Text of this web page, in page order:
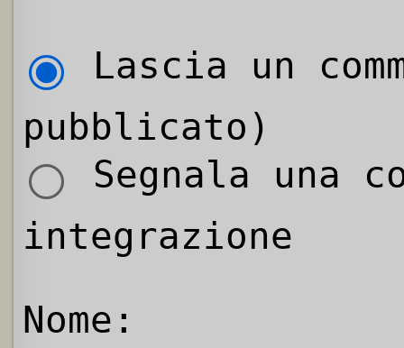
Lascia un
pubblicato)
Segnala una
integrazione
Nome: